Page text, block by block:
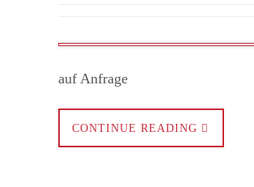
auf Anfrage ​
CONTINUE READING